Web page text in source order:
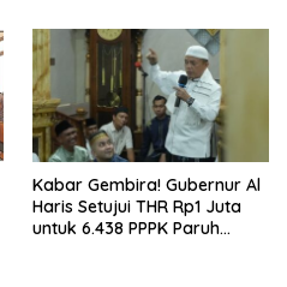
Kabar Gembira! Gubernur Al
Haris Setujui THR Rp1 Juta
untuk 6.438 PPPK Paruh